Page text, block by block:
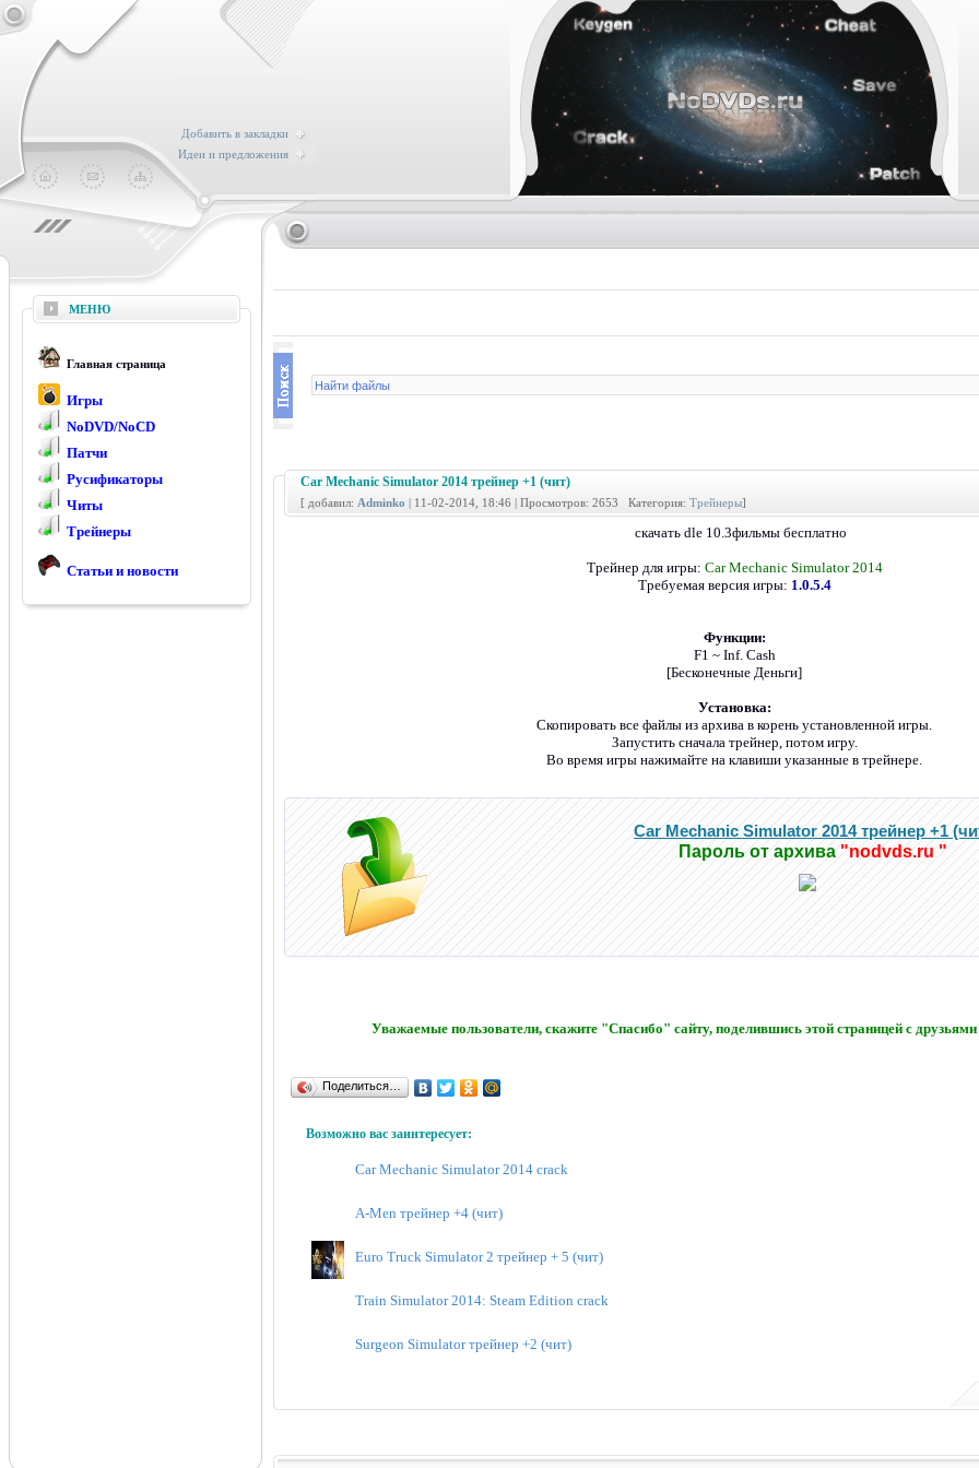
Добавить в закладки
Идеи и предложения
МЕНЮ
Главная страница
Игры
NoDVD/NoCD
Патчи
Русификаторы
Читы
Трейнеры
Статьи и новости
Car Mechanic Simulator 2014 трейнер +1 (чит)
[ добавил: Adminko | 11-02-2014, 18:46 | Просмотров: 2653 Категория: Трейнеры]
скачать dle 10.3фильмы бесплатно
Трейнер для игры: Car Mechanic Simulator 2014
Требуемая версия игры: 1.0.5.4
Функции:
F1 ~ Inf. Cash
[Бесконечные Деньги]
Установка:
Скопировать все файлы из архива в корень установленной игры.
Запустить сначала трейнер, потом игру.
Во время игры нажимайте на клавиши указанные в трейнере.
Car Mechanic Simulator 2014 трейнер +1
Пароль от архива"nodvds.ru "
Уважаемые пользователи, скажите "Спасибо" сайту, поделившись этой страницей с друзьями
Поделиться…
Возможно вас заинтересует:
Car Mechanic Simulator 2014 crack
A-Men трейнер +4 (чит)
Euro Truck Simulator 2 трейнер + 5 (чит)
Train Simulator 2014: Steam Edition crack
Surgeon Simulator трейнер +2 (чит)